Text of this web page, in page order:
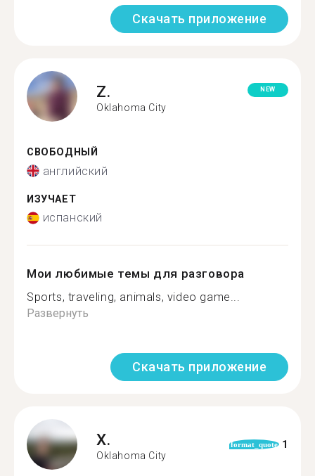
Скачать приложение
Z.
Oklahoma City
NEW
СВОБОДНЫЙ
английский
ИЗУЧАЕТ
испанский
Мои любимые темы для разговора
Sports, traveling, animals, video game...
Развернуть
Скачать приложение
X.
Oklahoma City
format_quote 1